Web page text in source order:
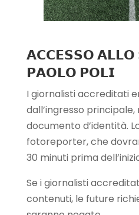
𝗔𝗖𝗖𝗘𝗦𝗦𝗢 𝗔𝗟𝗟𝗢
𝗣𝗔𝗢𝗟𝗢 𝗣𝗢𝗟𝗜
I giornalisti accreditati
dall’ingresso
documento d’identità.
fotoreporter, che
30 minuti prima
Se i giornalisti
contenuti, le future